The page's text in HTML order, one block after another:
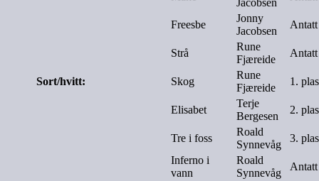
Freesbe
Jonny
Jacobsen
Antatt
Strå
Rune
Fjæreide
Antatt
Sort/hvitt: Skog
Rune
Fjæreide
1.
Elisabet
Terje
Bergesen
2.
Tre i foss
Roald
Synnevåg
3.
Inferno i
vann
Roald
Synnevåg
Antatt